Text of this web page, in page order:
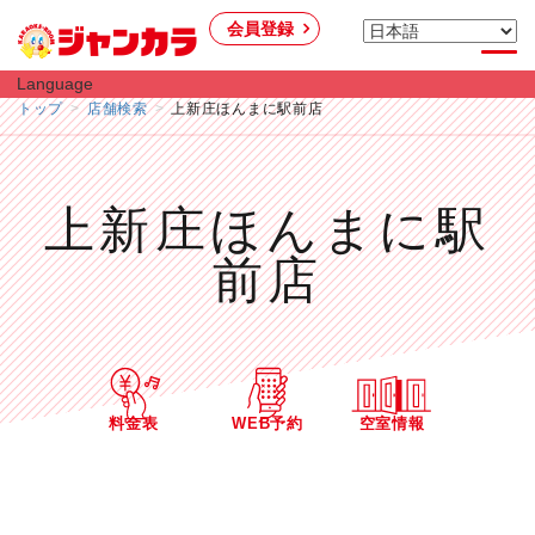
会員登録
Language
トップ 店舗検索 上新庄ほんまに駅前店
上新庄ほんまに駅
前店
料金表 WEB予約 空室情報